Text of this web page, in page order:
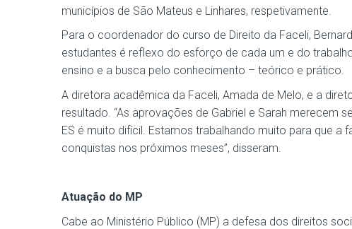
municípios de São Mateus e Linhares, respetivamente.
Para o coordenador do curso de Direito da Faceli,
estudantes é reflexo do esforço de cada um e do
ensino e a busca pelo conhecimento – teórico e prático.
A diretora acadêmica da Faceli, Amada de Melo, e a
resultado. “As aprovações de Gabriel e Sarah merecem
ES é muito difícil. Estamos trabalhando muito para que
conquistas nos próximos meses”, disseram.
Atuação do MP
Cabe ao Ministério Público (MP) a defesa dos direitos